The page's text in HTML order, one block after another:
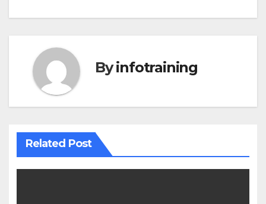
Byinfotraining
Related Post